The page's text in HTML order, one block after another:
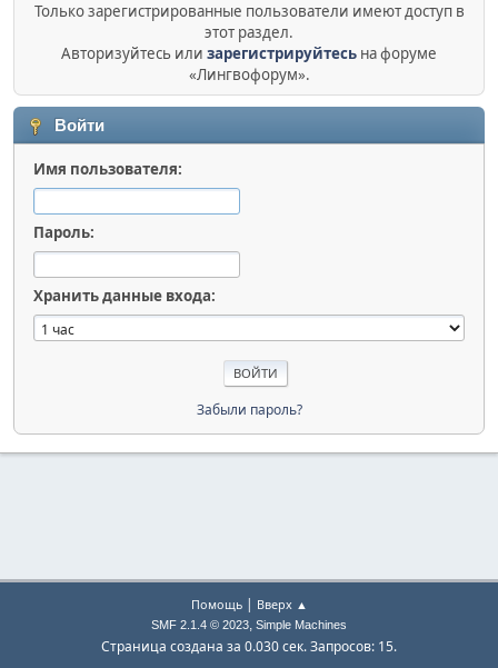
Только зарегистрированные пользователи имеют доступ в
этот раздел.
Авторизуйтесь или зарегистрируйтесь на форуме
«Лингвофорум».
Войти
Имя пользователя:
Пароль:
Хранить данные входа:
Забыли пароль?
Помощь| Вверх ▲
SMF 2.1.4 © 2023, Simple Machines
Страница создана за 0.030 сек. Запросов: 15.